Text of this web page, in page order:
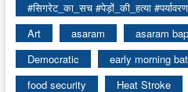
#सिगरेट_का_सच #पेड़ों_की_हत्या
Art
asaram asaram
Democratic
early morning
food security
Heat Stroke